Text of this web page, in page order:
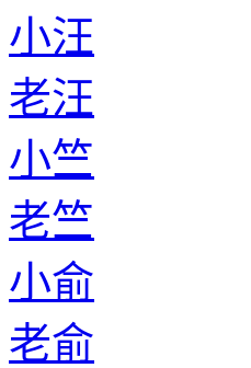
小汪
老汪
小竺
老竺
小俞
老俞